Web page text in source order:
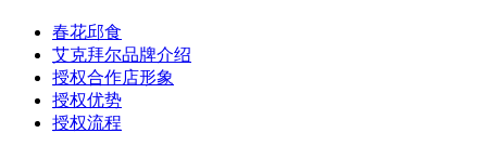
春花邱食
艾克拜尔品牌介绍
授权合作店形象
授权优势
授权流程